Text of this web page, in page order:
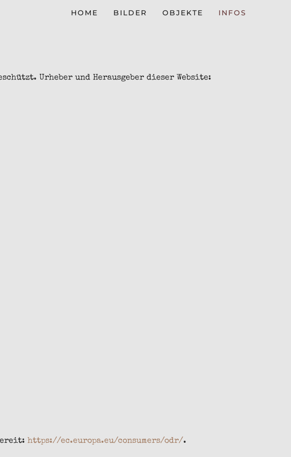
HOME BILDER OBJEKTE INFOS
Urheber und Herausgeber dieser Website:
https://ec.europa.eu/consumers/odr/.